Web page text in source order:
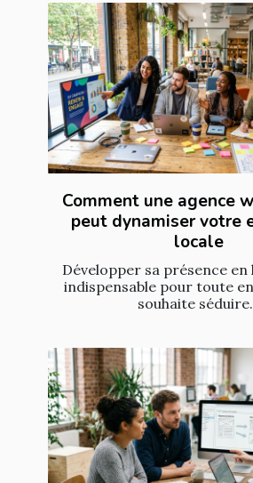
Comment une agence
peut dynamiser votre
locale
Développer sa présence en
indispensable pour toute
souhaite